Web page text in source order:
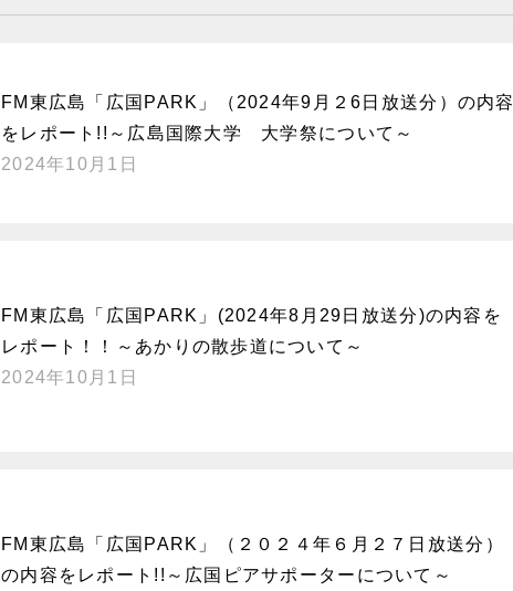
FM東広島「広国PARK」（2024年9月２6日放送分）の内容
をレポート!!～広島国際大学 大学祭について～
2024年10月1日
FM東広島「広国PARK」(2024年8月29日放送分)の内容を
レポート！！～あかりの散歩道について～
2024年10月1日
FM東広島「広国PARK」（２０２４年６月２７日放送分）
の内容をレポート!!～広国ピアサポーターについて～